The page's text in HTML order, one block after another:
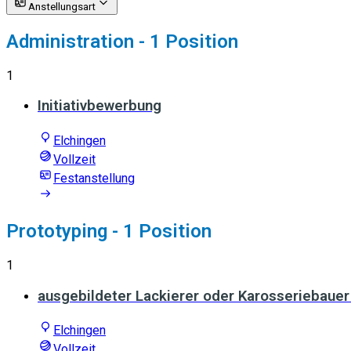
Anstellungsart
Administration - 1 Position
1
Initiativbewerbung
Elchingen
Vollzeit
Festanstellung
Prototyping - 1 Position
1
ausgebildeter Lackierer oder
Elchingen